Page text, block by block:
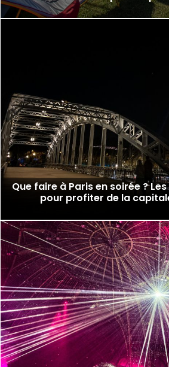
Que faire à Paris en soirée ?
pour profiter de la